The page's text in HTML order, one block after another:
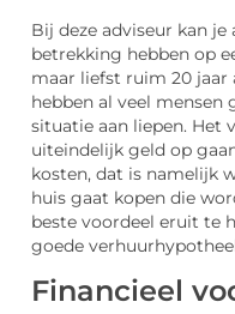
Bij deze adviseur kan
betrekking hebben op
maar liefst ruim 20 jaar
hebben al veel mensen
situatie aan liepen. Het
uiteindelijk geld op
kosten, dat is namelijk
huis gaat kopen die
beste voordeel eruit te
goede
Financieel